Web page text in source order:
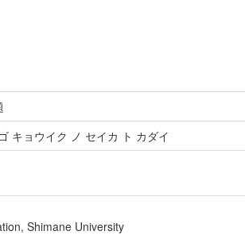
キョウイク ノ セイカ ト カダイ
Shimane University